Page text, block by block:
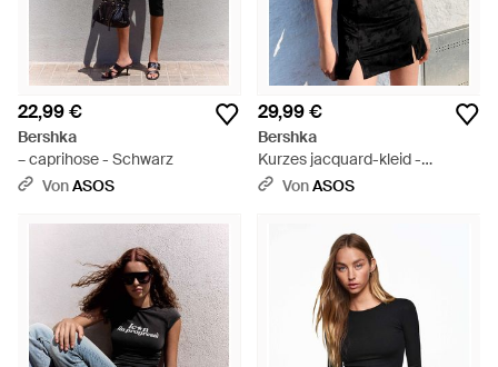
22,99 €
Bershka
– caprihose - Schwarz
VonASOS
29,99 €
Bershka
Kurzes jacquard-kleid -
Schwarz
VonASOS